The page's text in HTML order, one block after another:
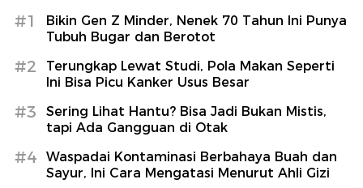
#1
Bikin Gen Z Minder, Nenek 70 Tahun Ini Punya
Tubuh Bugar dan Berotot
#2
Terungkap Lewat Studi, Pola Makan Seperti
Ini Bisa Picu Kanker Usus Besar
#3
Sering Lihat Hantu? Bisa Jadi Bukan Mistis,
tapi Ada Gangguan di Otak
#4
Waspadai Kontaminasi Berbahaya Buah dan
Sayur, Ini Cara Mengatasi Menurut Ahli Gizi